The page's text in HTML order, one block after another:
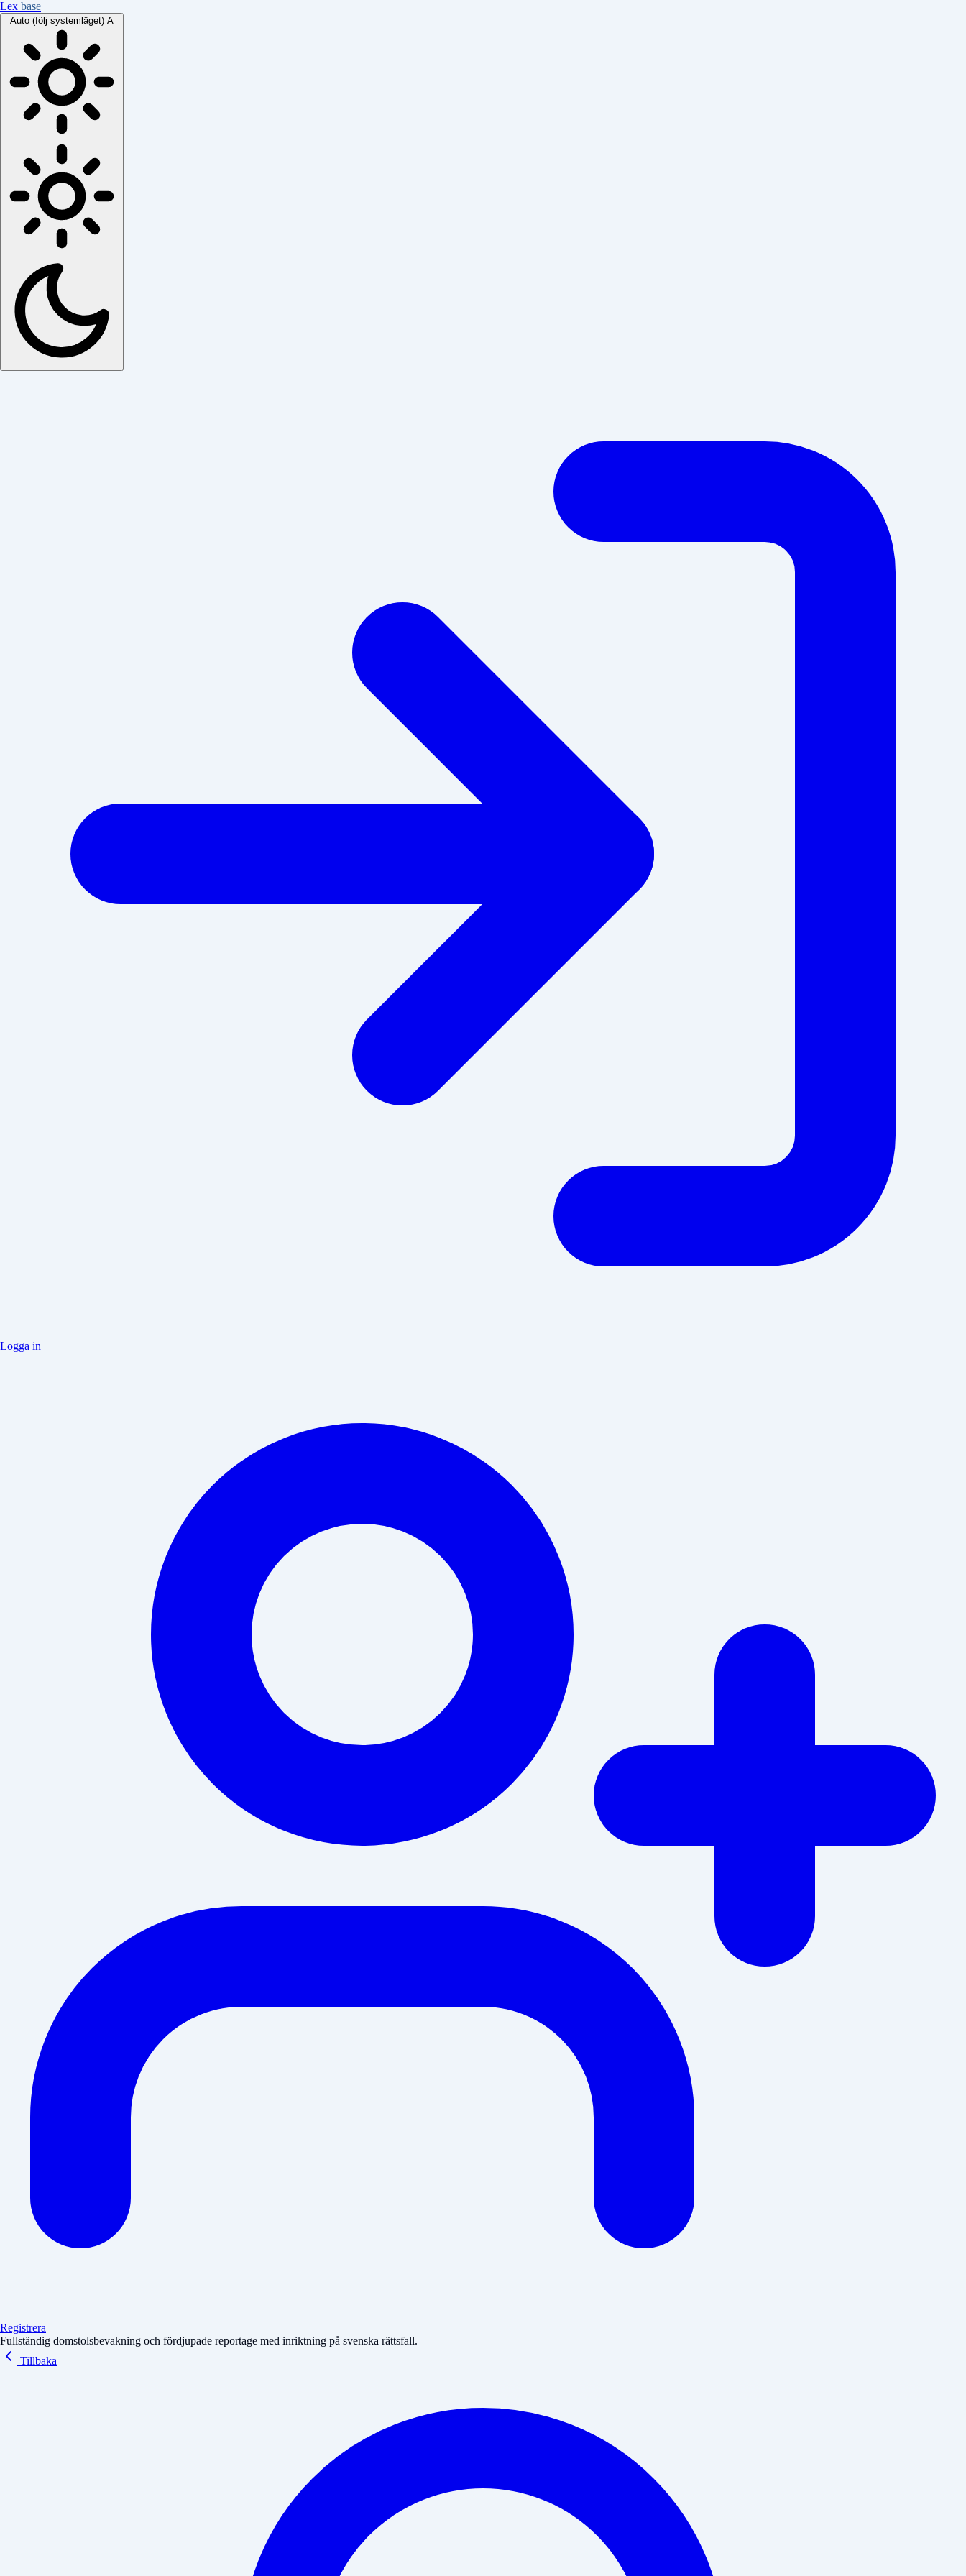
Lex base
Auto (följ systemläget) A
Logga in
Registrera
Fullständig domstolsbevakning och fördjupade reportage med inriktning på svenska rättsfall.
Tillbaka